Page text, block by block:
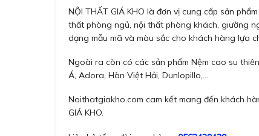
NỘI THẤT GIÁ KHO là đơn vị cung cấp sản
thất phòng ngủ, nội thất phòng khách, giường
dạng mẫu mã và màu sắc cho khách hàng lựa
Ngoài ra còn có các sản phẩm Nệm cao su
Á, Adora, Hàn Việt Hải, Dunlopillo,…
Noithatgiakho.com cam kết mang đến khách
GIÁ KHO.